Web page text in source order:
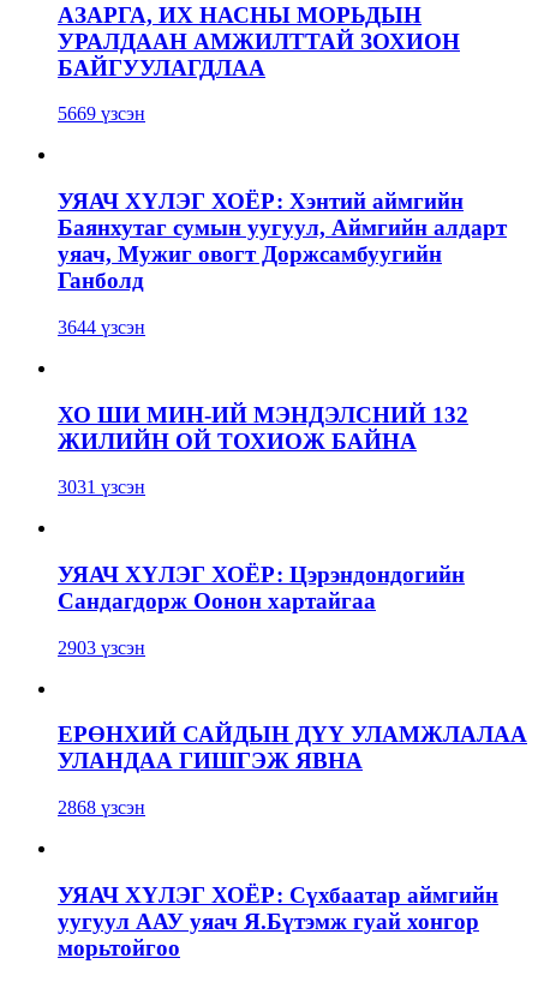
АЗАРГА, ИХ НАСНЫ МОРЬДЫН
УРАЛДААН АМЖИЛТТАЙ ЗОХИОН
БАЙГУУЛАГДЛАА
5669 үзсэн
УЯАЧ ХҮЛЭГ ХОЁР: Хэнтий аймгийн
Баянхутаг сумын уугуул, Аймгийн алдарт
уяач, Мужиг овогт Доржсамбуугийн
Ганболд
3644 үзсэн
ХО ШИ МИН-ИЙ МЭНДЭЛСНИЙ 132
ЖИЛИЙН ОЙ ТОХИОЖ БАЙНА
3031 үзсэн
УЯАЧ ХҮЛЭГ ХОЁР: Цэрэндондогийн
Сандагдорж Оонон хартайгаа
2903 үзсэн
ЕРӨНХИЙ САЙДЫН ДҮҮ УЛАМЖЛАЛАА
УЛАНДАА ГИШГЭЖ ЯВНА
2868 үзсэн
УЯАЧ ХҮЛЭГ ХОЁР: Сүхбаатар аймгийн
уугуул ААУ уяач Я.Бүтэмж гуай хонгор
морьтойгоо